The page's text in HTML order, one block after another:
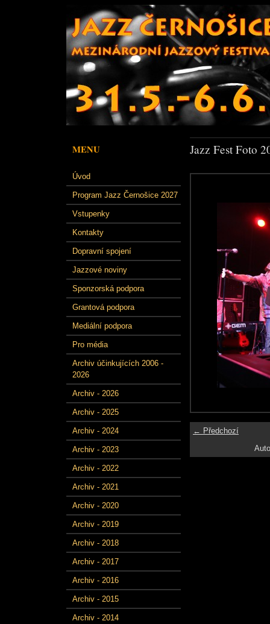
MENU
Úvod
Program Jazz Černošice 2027
Vstupenky
Kontakty
Dopravní spojení
Jazzové noviny
Sponzorská podpora
Grantová podpora
Mediální podpora
Pro média
Archiv účinkujících 2006 -
2026
Archiv - 2026
Archiv - 2025
Archiv - 2024
Archiv - 2023
Archiv - 2022
Archiv - 2021
Archiv - 2020
Archiv - 2019
Archiv - 2018
Archiv - 2017
Archiv - 2016
Archiv - 2015
Archiv - 2014
Jazz Fest Foto
← Předchozí